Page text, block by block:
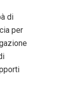
di
per